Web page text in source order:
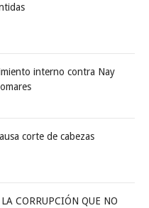
interno contra Nay
corte de cabezas
CORRUPCIÓN QUE NO